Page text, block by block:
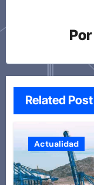
Por
Related Post
Actualidad